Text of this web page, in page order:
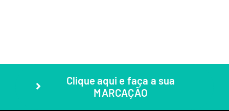
Clique aqui e faça a sua
MARCAÇÃO